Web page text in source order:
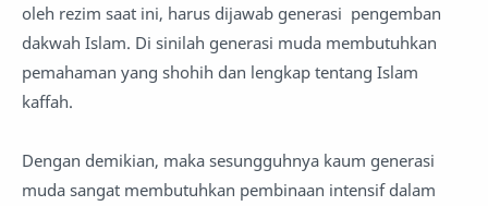
oleh rezim saat ini, harus dijawab generasi pengemban
dakwah Islam. Di sinilah generasi muda membutuhkan
pemahaman yang shohih dan lengkap tentang Islam
kaffah.
Dengan demikian, maka sesungguhnya kaum generasi
muda sangat membutuhkan pembinaan intensif dalam